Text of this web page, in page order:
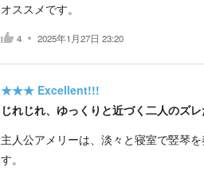
オススメです。
4 2025年1月27日 23:20
★★★ Excellent!!!
じれじれ、ゆっくりと近づく二人のズ
主人公アメリーは、淡々と寝室で竪琴
す。